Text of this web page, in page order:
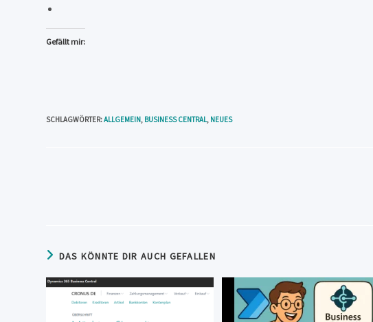
Gefällt mir:
SCHLAGWÖRTER:ALLGEMEIN, BUSINESS CENTRAL, NEUES
DAS KÖNNTE DIR AUCH GEFALLEN